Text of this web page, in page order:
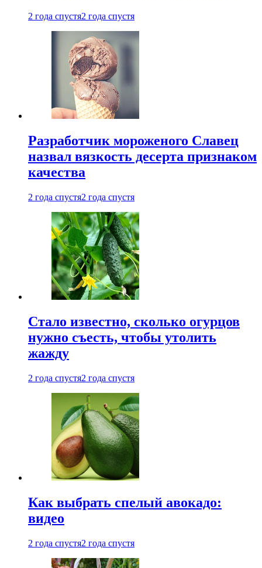
2 года спустя2 года спустя
Разработчик мороженого Славец
назвал вязкость десерта признаком
качества
2 года спустя2 года спустя
Стало известно, сколько огурцов
нужно съесть, чтобы утолить
жажду
2 года спустя2 года спустя
Как выбрать спелый авокадо:
видео
2 года спустя2 года спустя